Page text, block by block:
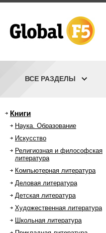
ВСЕ РАЗДЕЛЫ
Книги
Наука. Образование
Искусство
Религиозная и философская
литература
Компьютерная литература
Деловая литература
Детская литература
Художественная литература
Школьная литература